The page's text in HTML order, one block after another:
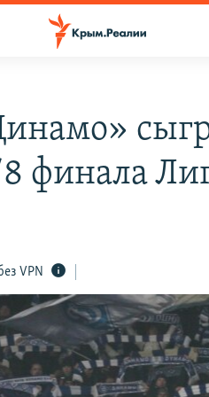
финала
VPN